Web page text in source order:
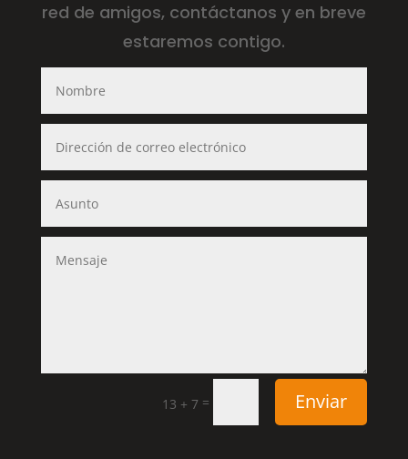
red de amigos, contáctanos y en breve
estaremos contigo.
13 + 7 = Enviar